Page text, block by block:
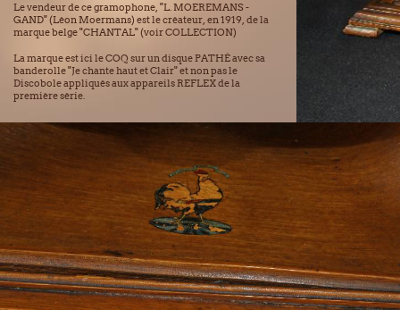
Le vendeur de ce gramophone, "L. MOEREMANS -
GAND" (Léon Moermans) est le créateur, en 1919, de la
marque belge "CHANTAL" (voir COLLECTION)
La marque est ici le COQ sur un disque PATHÉ avec sa
banderolle "Je chante haut et Clair" et non pas le
Discobole appliqués aux appareils REFLEX de la
première série.